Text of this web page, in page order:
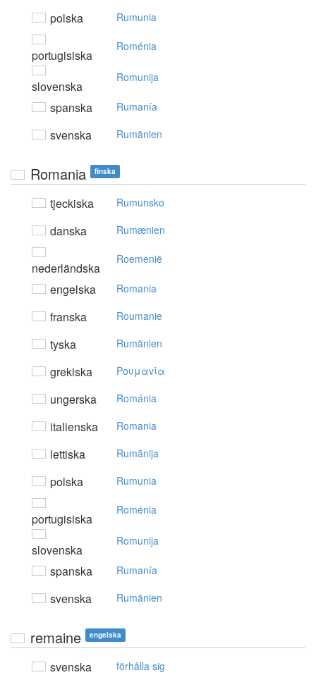
polska Rumunia
portugisiska
Roménia
slovenska
Romunija
spanska Rumanía
svenska Rumänien
Romania finska
tjeckiska Rumunsko
danska Rumænien
nederländska
Roemenië
engelska Romania
franska Roumanie
tyska Rumänien
grekiska Poυμαvία
ungerska Románia
italienska Romania
lettiska Rumānija
polska Rumunia
portugisiska
Roménia
slovenska
Romunija
spanska Rumanía
svenska Rumänien
remaine engelska
svenska förhålla sig